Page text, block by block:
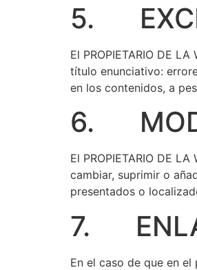
5.
El PROPIETARIO DE
título enunciativo:
en los contenidos, a
6.
El PROPIETARIO DE
cambiar, suprimir o
presentados o
7.
En el caso de que en el